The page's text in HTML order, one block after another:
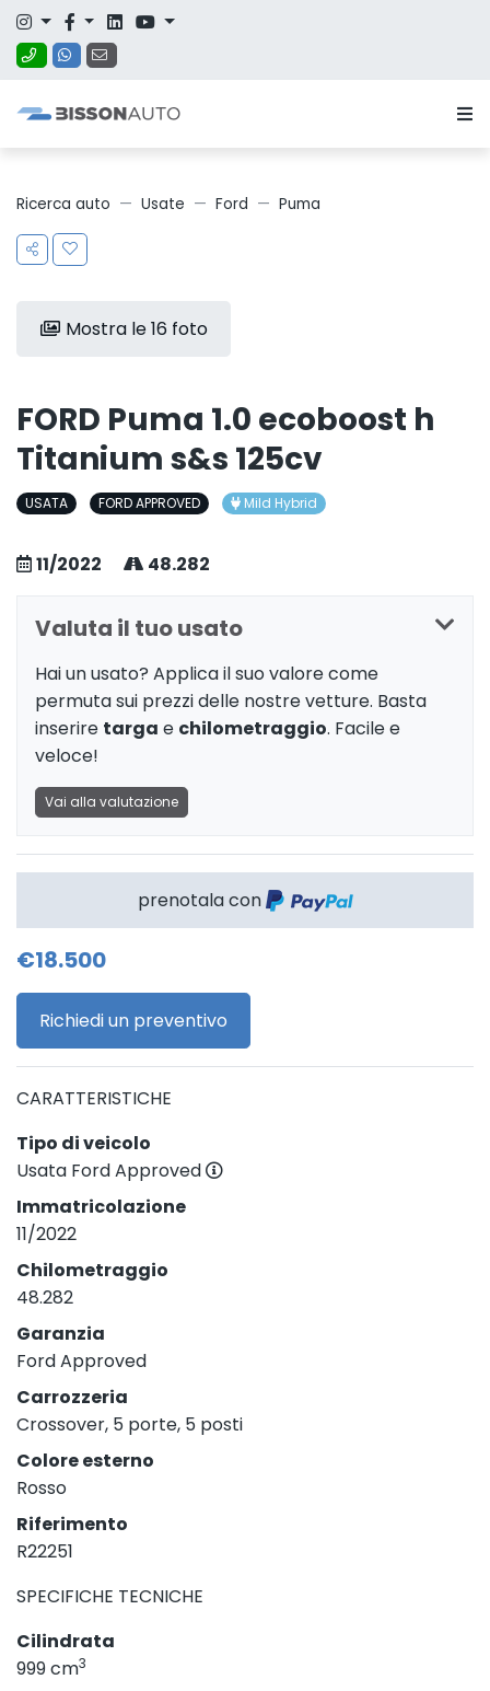
Ricerca auto Usate Ford Puma
Mostra le 16 foto
FORD Puma 1.0 ecoboost h
Titanium s&s 125cv
USATA FORD APPROVED Mild Hybrid
11/2022 48.282
Valuta il tuo usato
Hai un usato? Applica il suo valore come
permuta sui prezzi delle nostre vetture. Basta
inserire targa e chilometraggio. Facile e
veloce!
Vai alla valutazione
prenotala con
€18.500
Richiedi un preventivo
CARATTERISTICHE
Tipo di veicolo
Usata Ford Approved
Immatricolazione
11/2022
Chilometraggio
48.282
Garanzia
Ford Approved
Carrozzeria
Crossover, 5 porte, 5 posti
Colore esterno
Rosso
Riferimento
R22251
SPECIFICHE TECNICHE
Cilindrata
999 cm3